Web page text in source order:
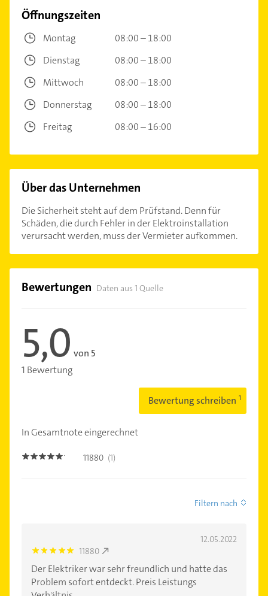
Öffnungszeiten
Montag
08:00 – 18:00
Dienstag
08:00 – 18:00
Mittwoch
08:00 – 18:00
Donnerstag
08:00 – 18:00
Freitag
08:00 – 16:00
Über das Unternehmen
Die Sicherheit steht auf dem Prüfstand. Denn für
Schäden, die durch Fehler in der Elektroinstallation
verursacht werden, muss der Vermieter aufkommen.
Bewertungen Daten aus 1 Quelle
5,0 von 5
1 Bewertung
Bewertung schreiben
In Gesamtnote eingerechnet
5.0 11880 (1)
Filtern nach
12.05.2022
5.0 11880
Der Elektriker war sehr freundlich und hatte das
Problem sofort entdeckt. Preis Leistungs